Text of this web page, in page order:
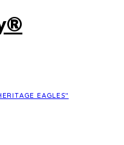
EAGLES"